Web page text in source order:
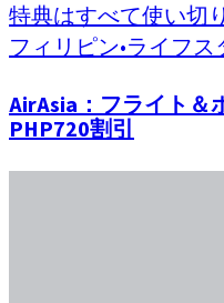
特典はすべて使い切
フィリピン•ライフス
AirAsia：フライト＆
PHP720割引